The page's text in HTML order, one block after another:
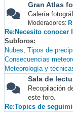
Gran Atlas
Galería
Moderadores:
Re:Necesito conocer
Subforos
Nubes Tipos de
Consecuencias
Meteorología y
Sala de
Recopilación
este foro.
Re:Topics de